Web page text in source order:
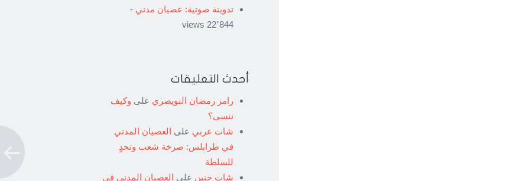
تدوينة صوتية: عصيان مدني -
22٬844 views
أحدث التعليقات
رامز رمضان النويصري على وكيف
ننسى؟
شات عربي على العصيان المدني
في طرابلس: صرخة شعب وتحدٍ
للسلطة
شات حنين على العصيان المدني في